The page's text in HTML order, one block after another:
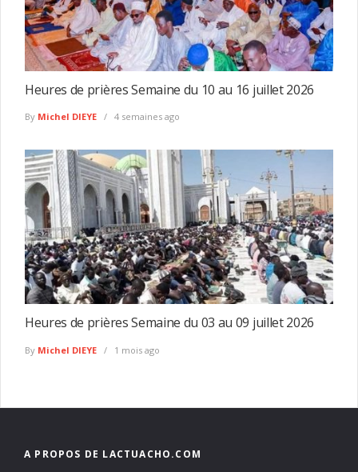
Heures de prières Semaine du 10 au 16 juillet 2026
By Michel DIEYE 4 semaines ago
Heures de prières Semaine du 03 au 09 juillet 2026
By Michel DIEYE 1 mois ago
A PROPOS DE LACTUACHO.COM